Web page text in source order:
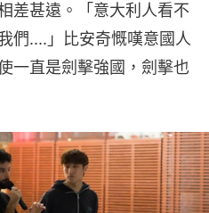
差甚遠。「意大利人看不
們....」比安奇慨嘆意國人
一直是劍擊強國，劍擊也